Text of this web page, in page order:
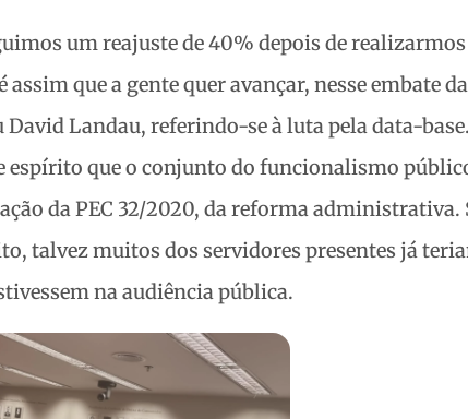
um reajuste de 40% depois de
assim que a gente quer avançar, nesse embate
David Landau, referindo-se à luta pela data-
espírito que o conjunto do funcionalismo
da PEC 32/2020, da reforma administrativa.
talvez muitos dos servidores presentes já
na audiência pública.